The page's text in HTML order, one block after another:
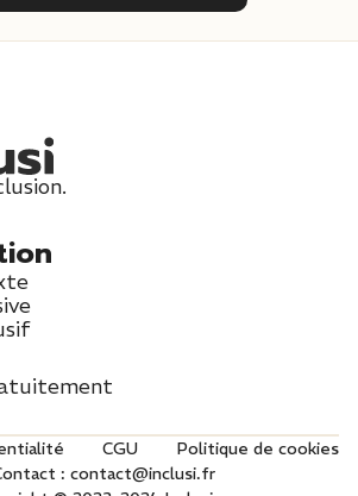
CGU
Politique de cookies
: contact@inclusi.fr